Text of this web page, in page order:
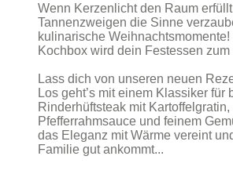
Wenn Kerzenlicht den Raum
Tannenzweigen die Sinne
kulinarische
Kochbox wird dein Festessen
Lass dich von unseren neuen
Los geht’s mit einem Klassiker für
Rinderhüftsteak mit
Pfefferrahmsauce und feinem
das Eleganz mit Wärme vereint
Familie gut ankommt...